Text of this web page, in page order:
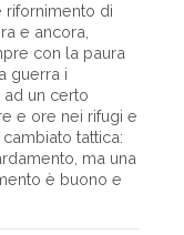
rifornimento di
e ancora,
con la paura
guerra i
un certo
e ore nei rifugi e
tattica:
ma una
è buono e